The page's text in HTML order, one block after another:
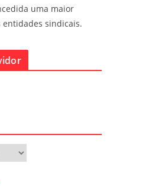
uma maior
sindicais.